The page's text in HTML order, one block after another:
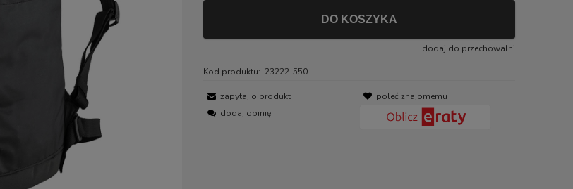
DO KOSZYKA
dodaj do przechowalni
Kod produktu: 23222-550
zapytaj o produkt
poleć znajomemu
dodaj opinię